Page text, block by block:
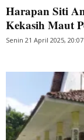
Harapan Siti
Kekasih Maut
Senin 21 April 2025, 20:07